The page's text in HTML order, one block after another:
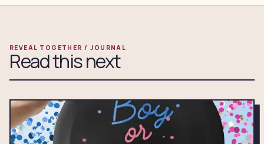
REVEAL TOGETHER / JOURNAL
Read this next